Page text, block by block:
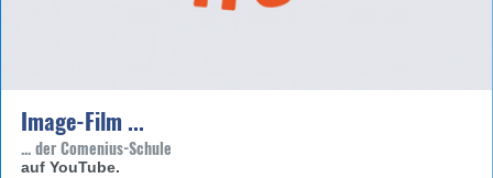
Image-Film ...
... der Comenius-Schule
auf YouTube.